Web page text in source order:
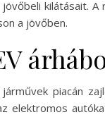
kilátásait. A
a jövőben.
piacán
elektromos